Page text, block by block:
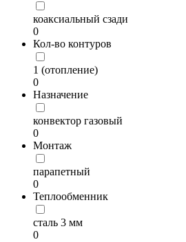
коаксиальный сзади
0
Кол-во контуров
1 (отопление)
0
Назначение
конвектор газовый
0
Монтаж
парапетный
0
Теплообменник
сталь 3 мм
0